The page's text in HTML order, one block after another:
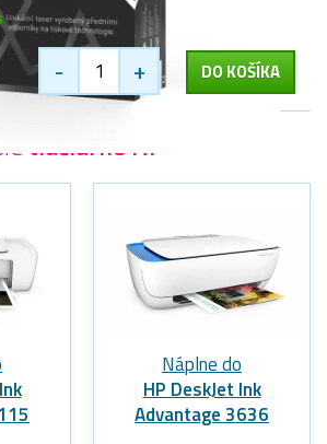
- + DO KOŠÍKA
tlačiarne HP
Náplne do
HP DeskJet Ink
Advantage 3636